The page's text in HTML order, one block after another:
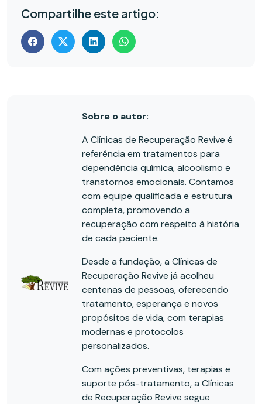
Compartilhe este artigo:
Sobre o autor:
A Clínicas de Recuperação Revive é
referência em tratamentos para
dependência química, alcoolismo e
transtornos emocionais. Contamos
com equipe qualificada e estrutura
completa, promovendo a
recuperação com respeito à história
de cada paciente.
Desde a fundação, a Clínicas de
Recuperação Revive já acolheu
centenas de pessoas, oferecendo
tratamento, esperança e novos
propósitos de vida, com terapias
modernas e protocolos
personalizados.
Com ações preventivas, terapias e
suporte pós-tratamento, a Clínicas
de Recuperação Revive segue